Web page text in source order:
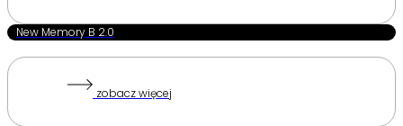
New Memory B 2.0
zobacz więcej